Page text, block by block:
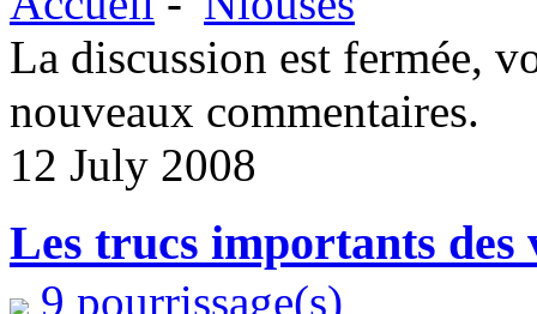
La discussion est fermée,
nouveaux commentaires.
12 July 2008
Les trucs importants des
9 pourrissage(s)